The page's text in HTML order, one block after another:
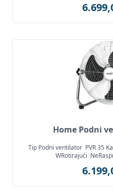
Home Podni
Tip Podni ventilator PVR 35
WRotirajući